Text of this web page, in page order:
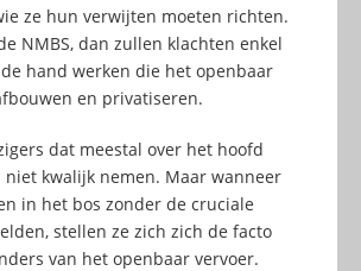
ze hun verwijten moeten richten.
NMBS, dan zullen klachten enkel
hand werken die het openbaar
en privatiseren.
dat meestal over het hoofd
niet kwalijk nemen. Maar wanneer
in het bos zonder de cruciale
stellen ze zich zich de facto
van het openbaar vervoer.